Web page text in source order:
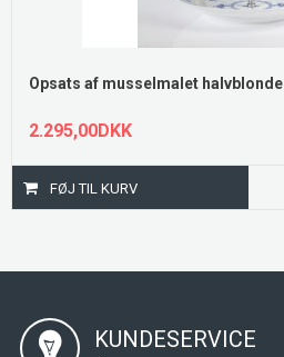
Opsats af musselmalet halvblonde
2.295,00DKK
KUNDESERVICE